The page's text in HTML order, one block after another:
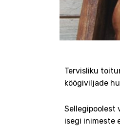
Tervisliku
köögiviljade
Sellegipoolest
isegi inimeste